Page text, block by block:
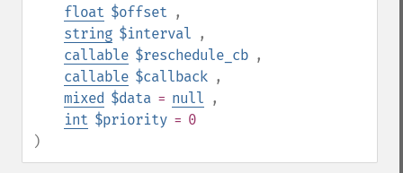
float $offset ,
string $interval ,
callable $reschedule_cb ,
callable $callback ,
mixed $data = null ,
int $priority = 0
)